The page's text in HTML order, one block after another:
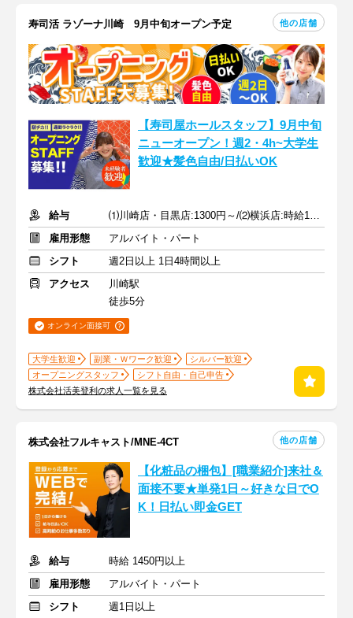
寿司活 ラゾーナ川崎 9月中旬オープン予定 他の店舗
【寿司屋ホールスタッフ】9月中旬
ニューオープン！週2・4h~大学生
歓迎★髪色自由/日払いOK
給与
雇用形態
アルバイト・パート
シフト
週2日以上 1日4時間以上
アクセス
川崎駅
徒歩5分
オンライン面接可
大学生歓迎 副業・Ｗワーク歓迎
シルバー歓迎
オープニングスタッフ
シフト自由・自己申告
株式会社活美登利の求人一覧を見る
株式会社フルキャスト/MNE-4CT 他の店舗
【化粧品の梱包】[職業紹介]来社＆
面接不要★単発1日～好きな日でO
K！日払い即金GET
給与
時給 1450円以上
雇用形態
アルバイト・パート
シフト
週1日以上